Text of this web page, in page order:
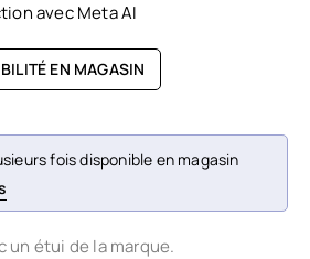
avec Meta AI
EN MAGASIN
fois disponible en magasin
un étui de la marque.